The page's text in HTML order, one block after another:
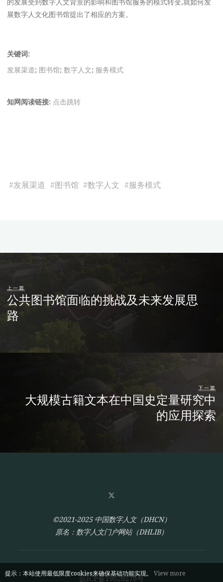
展数字人文化图书馆提出了相应的方案。
关键词:
发展渠道; 图书馆;数字人文; 服务模式
知网阅读链接: 点击跳转
#发展渠道 #图书馆 #数字人文 #服务模式
上一篇
公共图书馆面临的挑战及未来发展思
路
下一篇
大规模古籍文本在中国史定量研究中
的应用探索
©2021-2025 中国数字人文（DHCN）
原名：数字人文门户网站（DHLIB）
皖ICP备19020276号
提示：本站使用最低限度cookies来确保基础功能实现。 View more